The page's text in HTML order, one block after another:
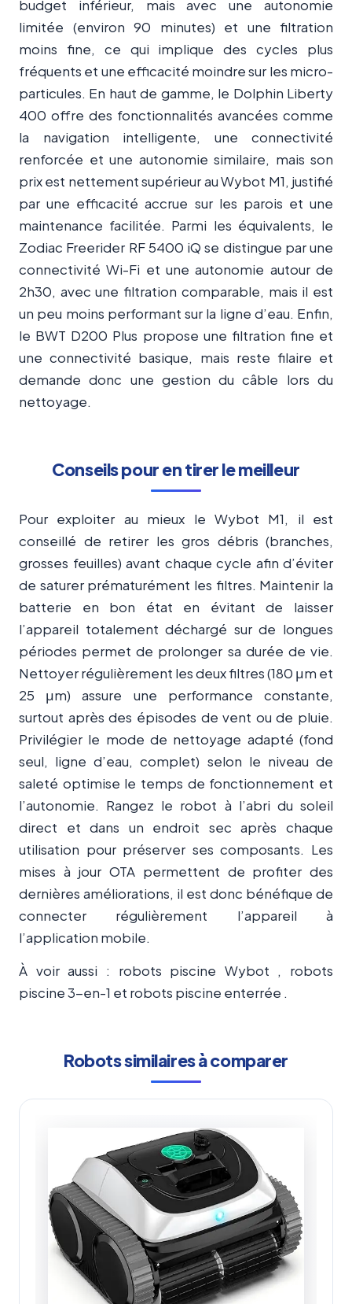
budget inférieur, mais avec une autonomie
limitée (environ 90 minutes) et une filtration
moins fine, ce qui implique des cycles plus
fréquents et une efficacité moindre sur les micro-
particules. En haut de gamme, le Dolphin Liberty
400 offre des fonctionnalités avancées comme
la navigation intelligente, une connectivité
renforcée et une autonomie similaire, mais son
prix est nettement supérieur au Wybot M1, justifié
par une efficacité accrue sur les parois et une
maintenance facilitée. Parmi les équivalents, le
Zodiac Freerider RF 5400 iQ se distingue par une
connectivité Wi-Fi et une autonomie autour de
2h30, avec une filtration comparable, mais il est
un peu moins performant sur la ligne d’eau. Enfin,
le BWT D200 Plus propose une filtration fine et
une connectivité basique, mais reste filaire et
demande donc une gestion du câble lors du
nettoyage.
Conseils pour en tirer le meilleur
Pour exploiter au mieux le Wybot M1, il est
conseillé de retirer les gros débris (branches,
grosses feuilles) avant chaque cycle afin d’éviter
de saturer prématurément les filtres. Maintenir la
batterie en bon état en évitant de laisser
l’appareil totalement déchargé sur de longues
périodes permet de prolonger sa durée de vie.
Nettoyer régulièrement les deux filtres (180 μm et
25 μm) assure une performance constante,
surtout après des épisodes de vent ou de pluie.
Privilégier le mode de nettoyage adapté (fond
seul, ligne d’eau, complet) selon le niveau de
saleté optimise le temps de fonctionnement et
l’autonomie. Rangez le robot à l’abri du soleil
direct et dans un endroit sec après chaque
utilisation pour préserver ses composants. Les
mises à jour OTA permettent de profiter des
dernières améliorations, il est donc bénéfique de
connecter régulièrement l’appareil à
l’application mobile.
À voir aussi : robots piscine Wybot , robots
piscine 3-en-1 et robots piscine enterrée .
Robots similaires à comparer